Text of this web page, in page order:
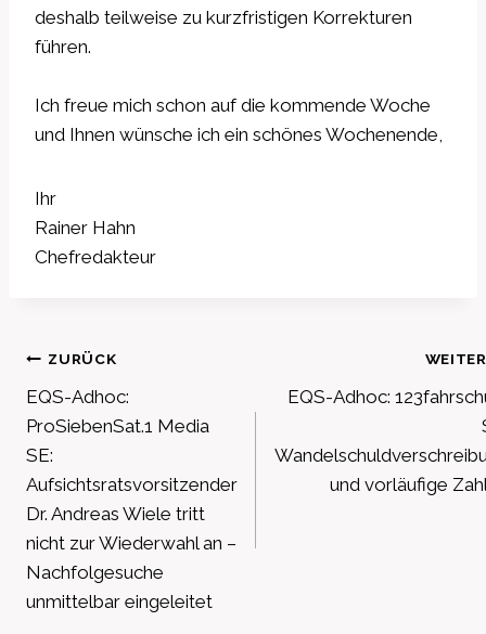
deshalb teilweise zu kurzfristigen Korrekturen
führen.
Ich freue mich schon auf die kommende Woche
und Ihnen wünsche ich ein schönes Wochenende,
Ihr
Rainer Hahn
Chefredakteur
Beitragsnavigation
ZURÜCK
EQS-Adhoc:
ProSiebenSat.1 Media
SE:
Aufsichtsratsvorsitzender
Dr. Andreas Wiele tritt
nicht zur Wiederwahl an –
Nachfolgesuche
unmittelbar eingeleitet
WEITER
EQS-Adhoc:
und vorläufige